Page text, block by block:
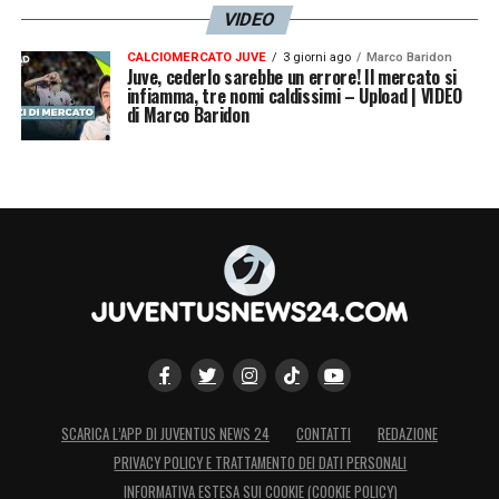
VIDEO
CALCIOMERCATO JUVE 3 giorni ago Marco Baridon
Juve, cederlo sarebbe un errore! Il mercato si
infiamma, tre nomi caldissimi – Upload | VIDEO
di Marco Baridon
SCARICA L’APP DI JUVENTUS NEWS 24 CONTATTI
REDAZIONE
PRIVACY POLICY E TRATTAMENTO DEI DATI PERSONALI
INFORMATIVA ESTESA SUI COOKIE (COOKIE POLICY)